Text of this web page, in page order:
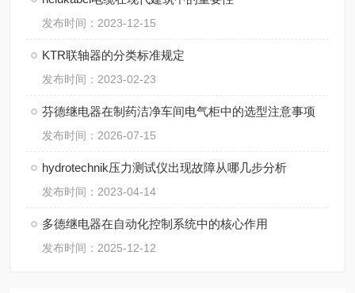
发布时间：2023-12-15
KTR联轴器的分类标准规定
发布时间：2023-02-23
芬德继电器在制药洁净车间电气柜中的选型注意事项
发布时间：2026-07-15
hydrotechnik压力测试仪出现故障从哪几步分析
发布时间：2023-04-14
多德继电器在自动化控制系统中的核心作用
发布时间：2025-12-12